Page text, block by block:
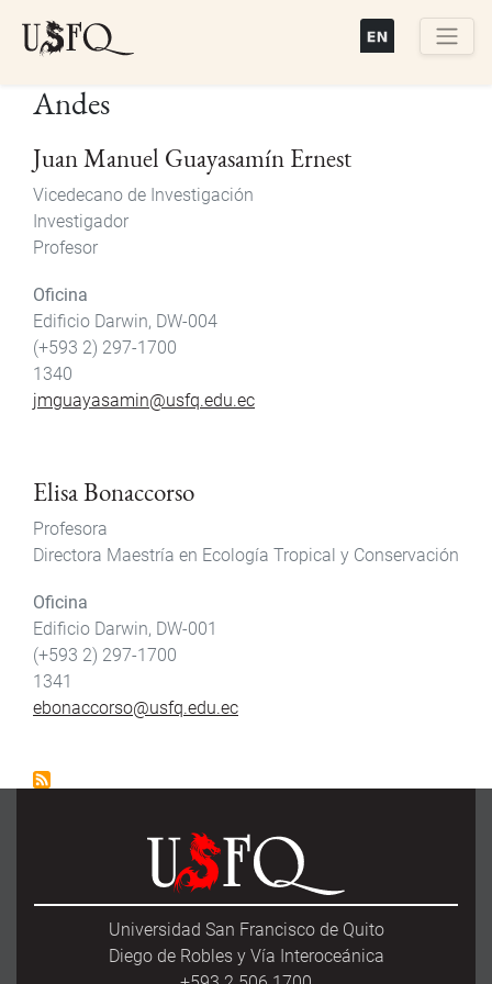
Andes
Juan Manuel Guayasamín Ernest
Vicedecano de Investigación
Investigador
Profesor
Oficina
Edificio Darwin, DW-004
(+593 2) 297-1700
1340
jmguayasamin@usfq.edu.ec
Elisa Bonaccorso
Profesora
Directora Maestría en Ecología Tropical y Conservación
Oficina
Edificio Darwin, DW-001
(+593 2) 297-1700
1341
ebonaccorso@usfq.edu.ec
Universidad San Francisco de Quito
Diego de Robles y Vía Interoceánica